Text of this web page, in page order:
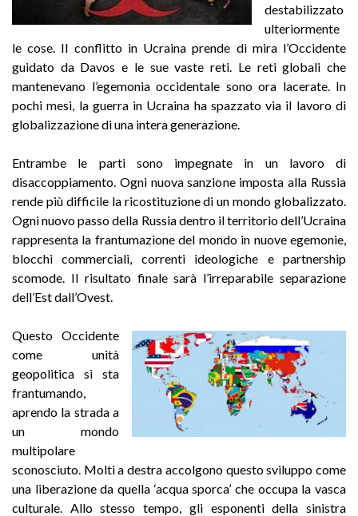
destabilizzato
ulteriormente
le cose. Il conflitto in Ucraina prende di mira l’Occidente
guidato da Davos e le sue vaste reti. Le reti globali che
mantenevano l’egemonia occidentale sono ora lacerate. In
pochi mesi, la guerra in Ucraina ha spazzato via il lavoro di
globalizzazione di una intera generazione.
Entrambe le parti sono impegnate in un lavoro di
disaccoppiamento. Ogni nuova sanzione imposta alla Russia
rende più difficile la ricostituzione di un mondo globalizzato.
Ogni nuovo passo della Russia dentro il territorio dell’Ucraina
rappresenta la frantumazione del mondo in nuove egemonie,
blocchi commerciali, correnti ideologiche e partnership
scomode. Il risultato finale sarà l’irreparabile separazione
dell’Est dall’Ovest.
Questo Occidente
come unità
geopolitica si sta
frantumando,
aprendo la strada a
un mondo
multipolare
sconosciuto. Molti a destra accolgono questo sviluppo come
una liberazione da quella ‘acqua sporca’ che occupa la vasca
culturale. Allo stesso tempo, gli esponenti della sinistra